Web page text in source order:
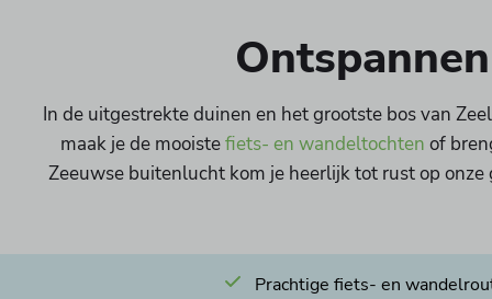
In de uitgestrekte duinen en het grootste bos van
maak je de mooistefiets- en wandeltochten of
Zeeuwse buitenlucht kom je heerlijk tot rust op
Prachtige fiets- en